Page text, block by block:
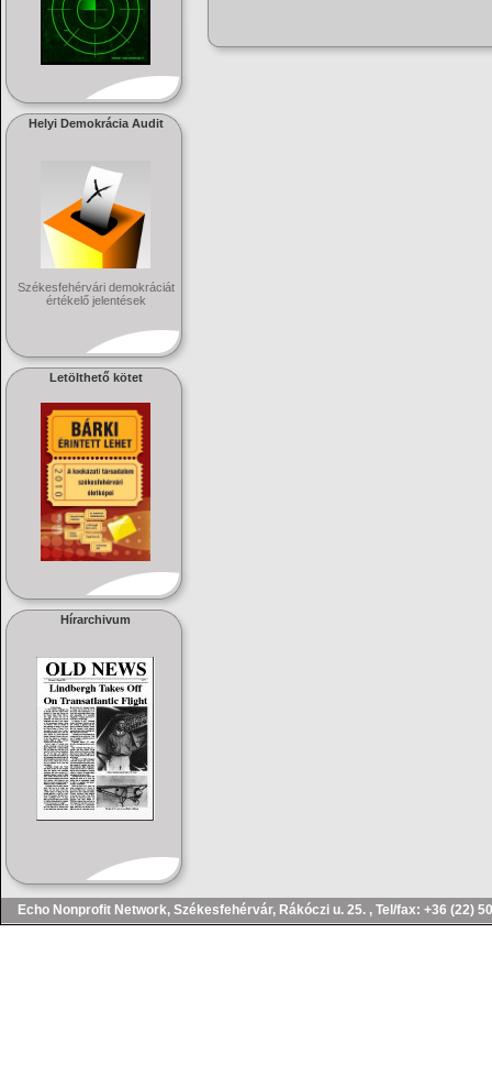
Helyi Demokrácia Audit
Székesfehérvári demokráciát
értékelő jelentések
Letölthető kötet
Hírarchivum
Echo Nonprofit Network, Székesfehérvár, Rákóczi u. 25. , Tel/fax: